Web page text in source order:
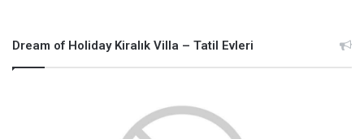
Dream of Holiday Kiralık Villa – Tatil Evleri